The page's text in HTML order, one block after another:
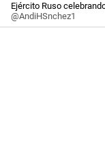
Ejército Ruso
@AndiHSnchez1